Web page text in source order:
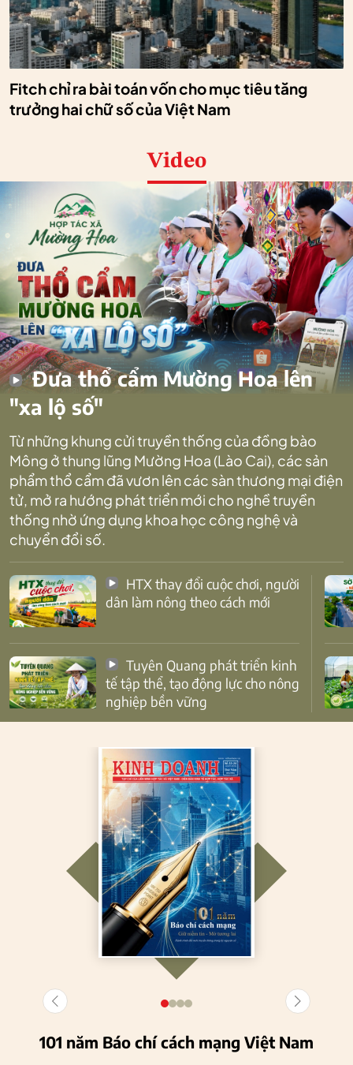
Fitch chỉ ra bài toán vốn cho mục tiêu tăng
trưởng hai chữ số của Việt Nam
Video
Đưa thổ cẩm Mường Hoa lên
"xa lộ số"
Từ những khung cửi truyền thống của đồng bào
Mông ở thung lũng Mường Hoa (Lào Cai), các sản
phẩm thổ cẩm đã vươn lên các sàn thương mại điện
tử, mở ra hướng phát triển mới cho nghề truyền
thống nhờ ứng dụng khoa học công nghệ và
chuyển đổi số.
dân làm nông theo cách mới
tế tập thể, tạo động lực cho nông
nghiệp bền vững
101 năm Báo chí cách mạng Việt Nam